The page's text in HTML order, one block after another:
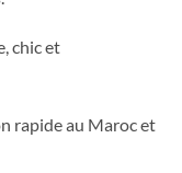
chic et
rapide au Maroc et